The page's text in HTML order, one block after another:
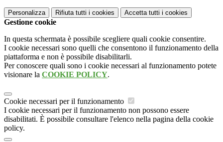
Personalizza Rifiuta tutti i cookies Accetta tutti i cookies
Gestione cookie
In questa schermata è possibile scegliere quali cookie consentire.
I cookie necessari sono quelli che consentono il funzionamento della
piattaforma e non è possibile disabilitarli.
Per conoscere quali sono i cookie necessari al funzionamento potete
visionare la COOKIE POLICY.
Cookie necessari per il funzionamento
I cookie necessari per il funzionamento non possono essere
disabilitati. È possibile consultare l'elenco nella pagina della cookie
policy.